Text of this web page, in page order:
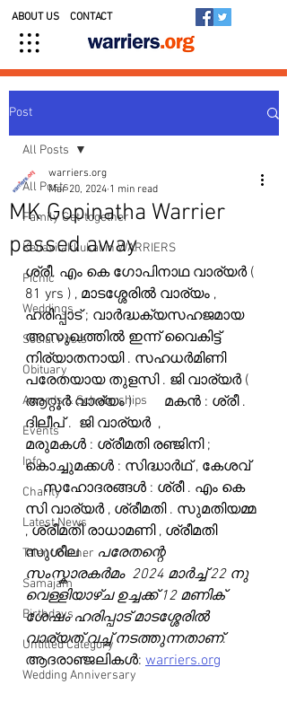
ABOUT US CONTACT
Post
All Posts
Family Get-together
Kedavilakkukal in WARRIERS
Picnic
Weddings
Social Posts
Obituary
Awards & Scholarships
Events
Info
Charity
Latest News
Talent Corner
Samajam
Birthdays
Untitled Category
Wedding Anniversary
All Posts
MK Gopinatha Warrier
passed away
warriers.org
Mar 20, 2024 1 min read
ശ്രീ. എം കെ ഗോപിനാഥ വാര്യർ (
81 yrs ) , മാടശ്ശേരിൽ വാര്യം ,
ഹരിപ്പാട് ; വാർദ്ധക്യസഹജമായ
അസുഖത്തിൽ ഇന്ന് വൈകിട്ട്
നിര്യാതനായി . സഹധർമിണി
പരേതയായ തുളസി . ജി വാര്യർ (
ആറ്റൂർ വാര്യം )         മകൻ : ശ്രീ .
ദിലീപ് .  ജി വാര്യർ  ,
മരുമകൾ : ശ്രീമതി രഞ്ജിനി ;
കൊച്ചുമക്കൾ : സിദ്ധാർഥ് , കേശവ്
     സഹോദരങ്ങൾ : ശ്രീ . എം കെ
സി വാര്യർ , ശ്രീമതി . സുമതിയമ്മ
, ശ്രീമതി രാധാമണി , ശ്രീമതി
സുശീല . പരേതന്റെ
സംസ്കാരകർമം  2024 മാർച്ച് 22 നു
വെള്ളിയാഴ്ച ഉച്ചക്ക് 12 മണിക്
ശേഷം ഹരിപ്പാട് മാടശ്ശേരിൽ
വാര്യത് വച്ച് നടത്തുന്നതാണ്.
ആദരാഞ്ജലികൾ: warriers.org